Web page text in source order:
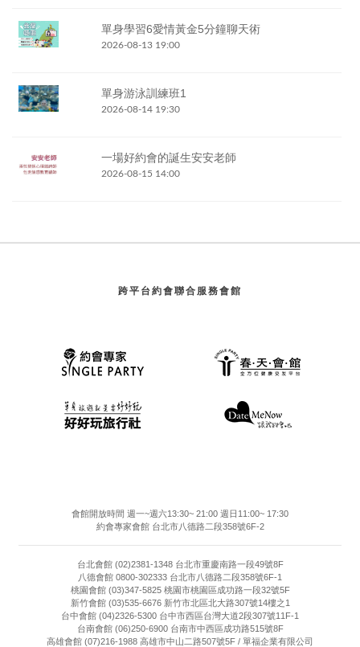
單身學習6愛情黃金5分鐘聊天術
2026-08-13 19:00
單身游泳訓練班1
2026-08-14 19:30
一場好約會的誕生安安老師
2026-08-15 14:00
跨平台約會聯合服務會館
會館開放時間 週一~週六13:30~ 21:00 週日11:00~ 17:30
約會專家會館 台北市八德路二段358號6F-2
台北會館 (02)2381-1348 台北市重慶南路一段49號8F
八德會館 0800-302333 台北市八德路二段358號6F-1
桃園會館 (03)347-5825 桃園市桃園區成功路一段32號5F
新竹會館 (03)535-6676 新竹市北區北大路307號14樓之1
台中會館 (04)2326-5300 台中市西區台灣大道2段307號11F-1
台南會館 (06)250-6900 台南市中西區成功路515號8F
高雄會館 (07)216-1988 高雄市中山二路507號5F / 單福企業有限公司